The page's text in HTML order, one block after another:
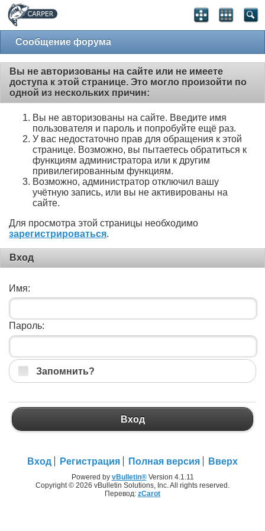
Сообщение форума
Вы не авторизованы на сайте или не имеете
доступа к этой странице. Это могло произойти по
одной из нескольких причин:
Вы не авторизованы на сайте. Введите имя
пользователя и пароль и попробуйте ещё раз.
У вас недостаточно прав для обращения к этой
странице. Возможно, вы пытаетесь обратиться к
функциям администратора или к другим
привилегированным функциям.
Возможно, администратор отключил вашу
учётную запись, или вы не активированы на
сайте.
Для просмотра этой страницы необходимо
зарегистрироваться.
Вход
Имя:
Пароль:
Запомнить?
Вход
Вход Регистрация Полная версия Вверх
Powered by vBulletin®Version 4.1.11
Copyright © 2026 vBulletin Solutions, Inc. All rights reserved.
Перевод: zCarot